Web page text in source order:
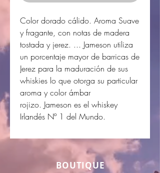
Color dorado cálido. Aroma Suave
y fragante, con notas de madera
tostada y jerez. ... Jameson utiliza
un porcentaje mayor de barricas de
Jerez para la maduración de sus
whiskies lo que otorga su particular
aroma y color ámbar
rojizo. Jameson es el whiskey
Irlandés Nº 1 del Mundo.
BOUTIQUE